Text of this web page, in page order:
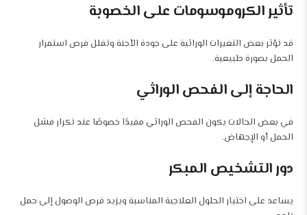
تأثير الكروموسومات على الخصوبة
قد تؤثر بعض التغيرات الوراثية على جودة الأجنة وتقلل فرص استمرار
الحمل بصورة طبيعية.
الحاجة إلى الفحص الوراثي
في بعض الحالات يكون الفحص الوراثي مفيدًا خصوصًا عند تكرار فشل
الحمل أو الإجهاض.
دور التشخيص المبكر
يساعد على اختيار الحلول العلاجية المناسبة ويزيد فرص الوصول إلى حمل